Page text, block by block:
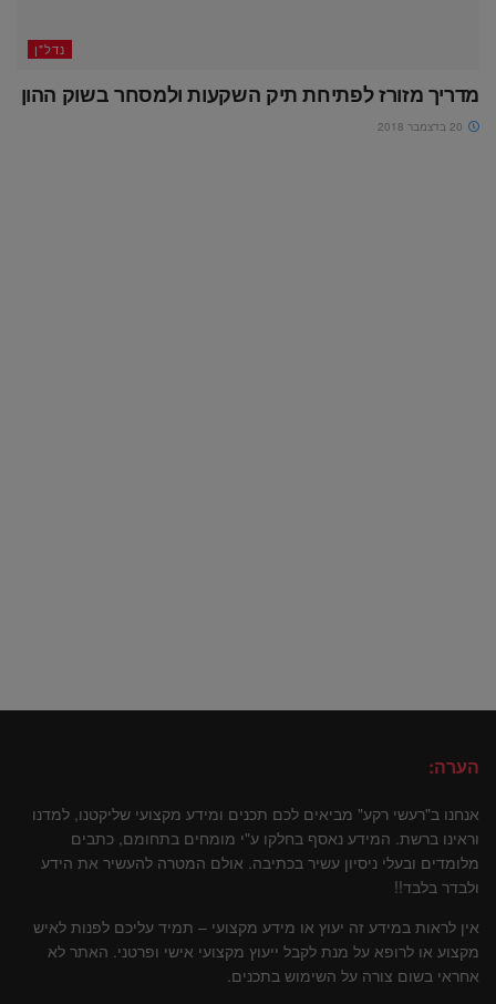
נדל"ן
מדריך מזורז לפתיחת תיק השקעות ולמסחר בשוק ההון
הערה:
אנחנו ב"רעשי רקע" מביאים לכם תכנים ומידע מקצועי שליקטנו, למדנו
וראינו ברשת. המידע נאסף בחלקו ע"י מומחים בתחומם, כתבים
מלומדים ובעלי ניסיון עשיר בכתיבה. אולם המטרה להעשיר את הידע
ולבדר בלבד!!
אין לראות במידע זה יעוץ או מידע מקצועי – תמיד עליכם לפנות לאיש
מקצוע או לרופא על מנת לקבל ייעוץ מקצועי אישי ופרטני. האתר לא
אחראי בשום צורה על השימוש בתכנים.